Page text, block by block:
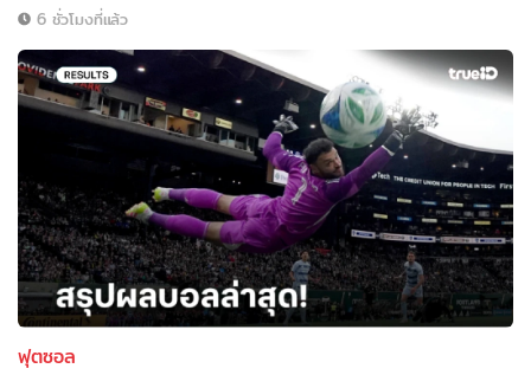
6 ชั่วโมงที่แล้ว
ฟุตซอล